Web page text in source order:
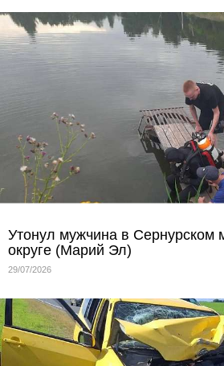
Утонул мужчина в Сернурском
округе (Марий Эл)
29/07/2026